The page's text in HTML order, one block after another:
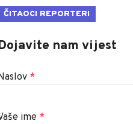
ČITAOCI REPORTERI
nam vijest
*
ime *